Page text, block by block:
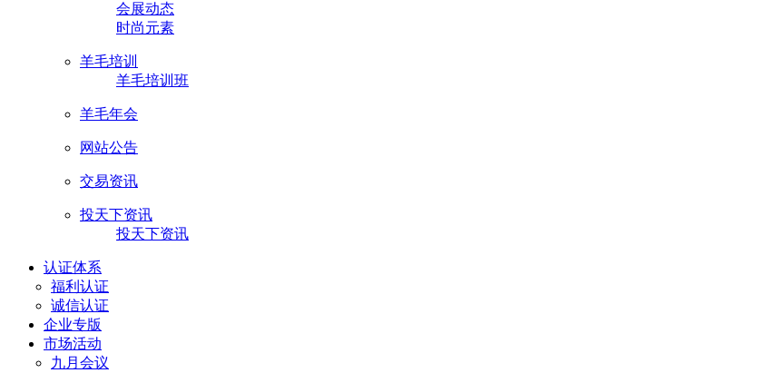
会展动态
时尚元素
羊毛培训
羊毛培训班
羊毛年会
网站公告
交易资讯
投天下资讯
投天下资讯
认证体系
福利认证
诚信认证
企业专版
市场活动
九月会议